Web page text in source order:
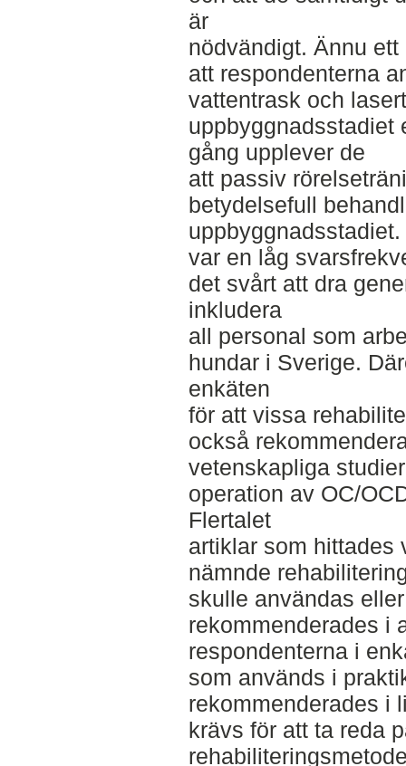
är
nödvändigt. Ännu
att respondenterna
vattentrask och
uppbyggnadsstadiet
gång upplever de
att passiv
betydelsefull
uppbyggnadsstadiet.
var en låg
det svårt att dra
inkludera
all personal som
hundar i Sverige.
enkäten
för att vissa
också
vetenskapliga
operation av OC/
Flertalet
artiklar som hittades
nämnde
skulle användas
rekommenderades i
respondenterna i
som används i
rekommenderades i
krävs för att ta reda